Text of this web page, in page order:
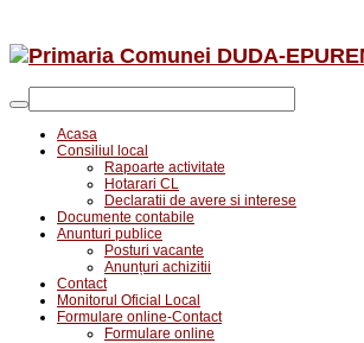
Acasa
Consiliul local
Rapoarte activitate
Hotarari CL
Declaratii de avere si interese
Documente contabile
Anunturi publice
Posturi vacante
Anunțuri achizitii
Contact
Monitorul Oficial Local
Formulare online-Contact
Formulare online